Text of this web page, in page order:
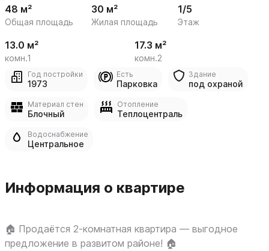
48 м²
Общая площадь
30 м²
Жилая площадь
1/5
Этаж
13.0 м²
комн.1
17.3 м²
комн.2
Год постройки
1973
Есть
Парковка
Здание
под охраной
Материал стен
Блочный
Отопление
Теплоцентраль
Водоснабжение
Центральное
Информация о квартире
🏠 Продаётся 2‑комнатная квартира — выгодное
предложение в развитом районе! 🏠